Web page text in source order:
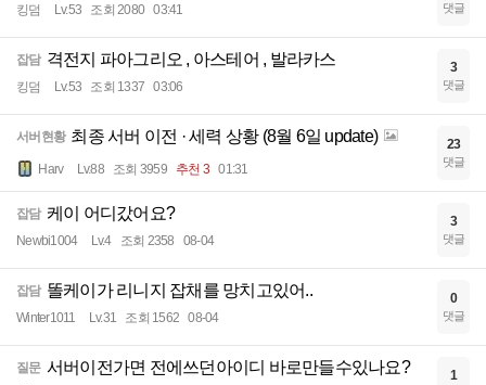
킹덤 Lv.53 조회 2080 03:41 댓글
잡담 격전지 파아그리오 , 아스테어 , 발라카스
킹덤 Lv.53 조회 1337 03:06
3
댓글
서버현황 최종 서버 이전 · 세력 상황 (8월 6일 update)
Harv Lv.88 조회 3959 추천 3 01:31
23
댓글
잡담 케이 어디갔어요?
Newbi1004 Lv.4 조회 2358 08-04
3
댓글
잡담 똘케이가 리니지 잡채를 망치고있어..
Winter1011 Lv.31 조회 1562 08-04
0
댓글
질문 서버이전가면 전에쓰던아이디 바로만들수있나요? 1